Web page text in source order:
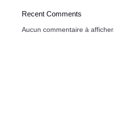
Recent Comments
Aucun commentaire à afficher.